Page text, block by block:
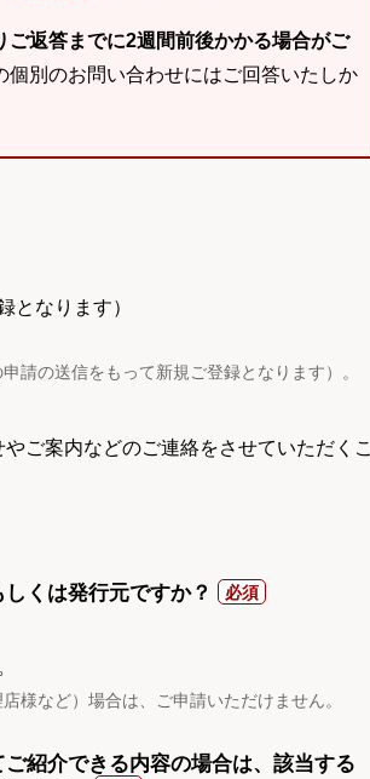
返答までに2週間前後かかる場合がご
別のお問い合わせにはご回答いたしか
となります）
請の送信をもって新規ご登録となります）。
ご案内などのご連絡をさせていただくこ
くは発行元ですか？
様など）場合は、ご申請いただけません。
紹介できる内容の場合は、該当する